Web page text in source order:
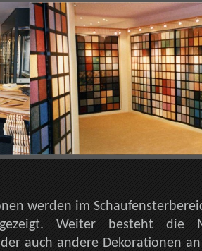
werden im
Weiter besteht die
auch andere Dekorationen